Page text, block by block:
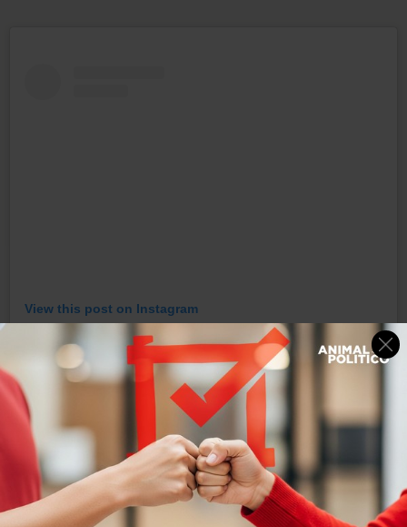
View this post on Instagram